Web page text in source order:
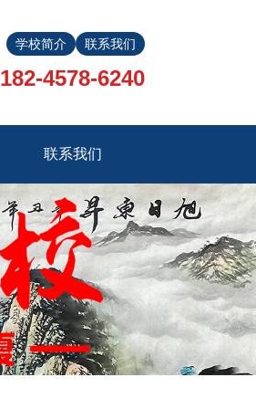
学校简介 联系我们
182-4578-6240
联系我们